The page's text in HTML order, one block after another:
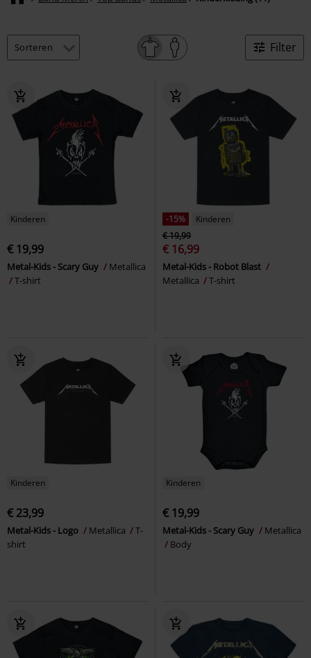
Filter
Kinderen
€ 19,99
Metal-Kids - Scary Guy
Metallica
T-shirt
-15%
Kinderen
€ 19,99
€ 16,99
Metal-Kids - Robot Blast
Metallica
T-shirt
Kinderen
€ 23,99
Metal-Kids - Logo Metallica
T-
shirt
Kinderen
€ 19,99
Metal-Kids - Scary Guy
Metallica
Body